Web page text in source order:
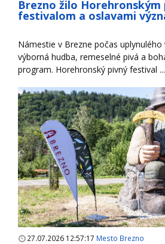
Brezno žilo Horehronským
festivalom a oslavami
Námestie v Brezne počas uplynulého
výborná hudba, remeselné pivá a
program. Horehronský pivný festival ...
27.07.2026 12:57:17 Mesto Brezno